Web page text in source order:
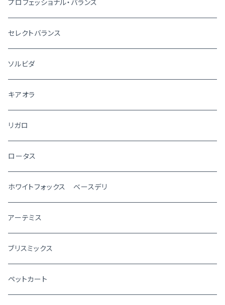
プロフェッショナル・バランス
セレクトバランス
ソルビダ
キアオラ
リガロ
ロータス
ホワイトフォックス ベースデリ
アーテミス
ブリスミックス
ペットカート